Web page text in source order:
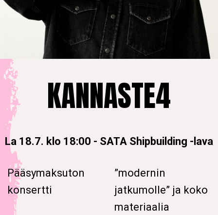
KANNASTE4
La 18.7. klo 18:00 - SATA Shipbuilding -lava
Pääsymaksuton
konsertti
”modernin
jatkumolle” ja koko
materiaalia